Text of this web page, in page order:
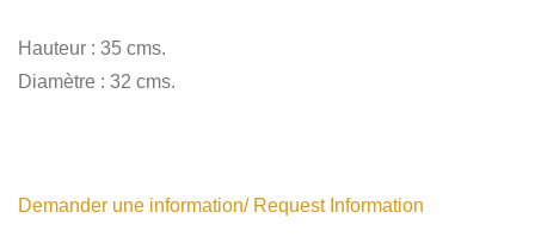
Hauteur : 35 cms.
Diamètre : 32 cms.
Demander une information/ Request Information